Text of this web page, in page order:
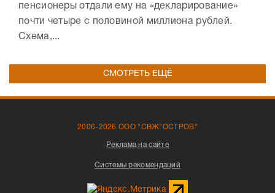
пенсионеры отдали ему на «декларирование»
почти четыре с половиной миллиона рублей.
Схема,...
СМОТРЕТЬ ЕЩЁ
2006-2026 ООО "СВЖ"ОСТРОВ"
Реклама на сайте
Системы рекомендаций